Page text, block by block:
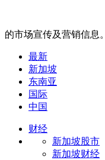
的市场宣传及营销信息。
最新
新加坡
东南亚
国际
中国
财经
新加坡股市
新加坡财经